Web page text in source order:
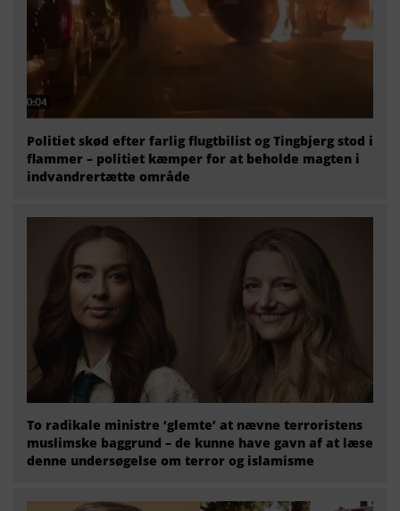
Politiet skød efter farlig flugtbilist og Tingbjerg stod i
flammer – politiet kæmper for at beholde magten i
indvandrertætte område
To radikale ministre ‘glemte’ at nævne terroristens
muslimske baggrund – de kunne have gavn af at læse
denne undersøgelse om terror og islamisme